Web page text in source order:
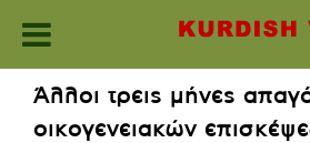
content
Άλλοι τρεις μήνες
οικογενειακών